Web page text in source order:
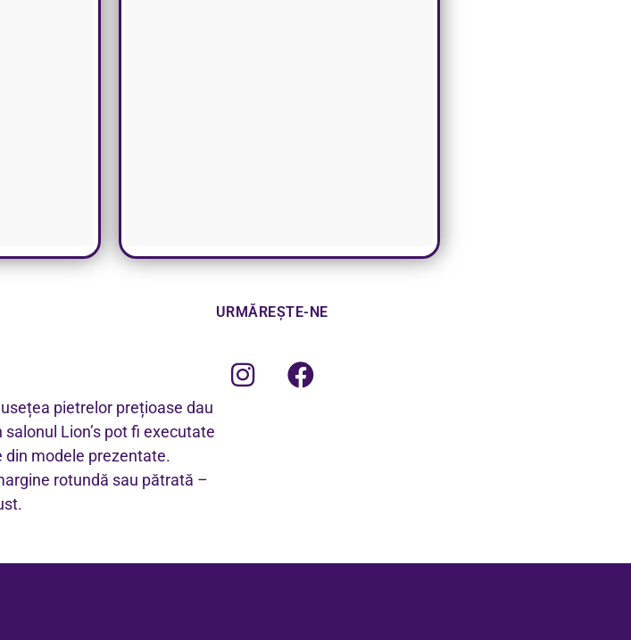
pietrelor prețioase dau
Lion’s pot fi executate
din modele prezentate.
rotundă sau pătrată –
URMĂREȘTE-NE